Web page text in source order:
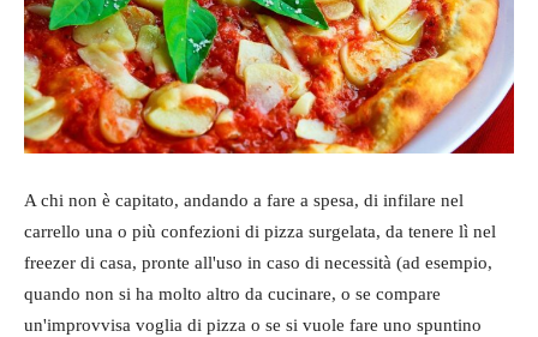
A chi non è capitato, andando a fare a spesa, di infilare nel
carrello una o più confezioni di pizza surgelata, da tenere lì nel
freezer di casa, pronte all'uso in caso di necessità (ad esempio,
quando non si ha molto altro da cucinare, o se compare
un'improvvisa voglia di pizza o se si vuole fare uno spuntino